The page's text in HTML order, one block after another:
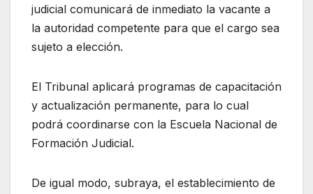
judicial comunicará de inmediato la vacante a
la autoridad competente para que el cargo sea
sujeto a elección.
El Tribunal aplicará programas de capacitación
y actualización permanente, para lo cual
podrá coordinarse con la Escuela Nacional de
Formación Judicial.
De igual modo, subraya, el establecimiento de